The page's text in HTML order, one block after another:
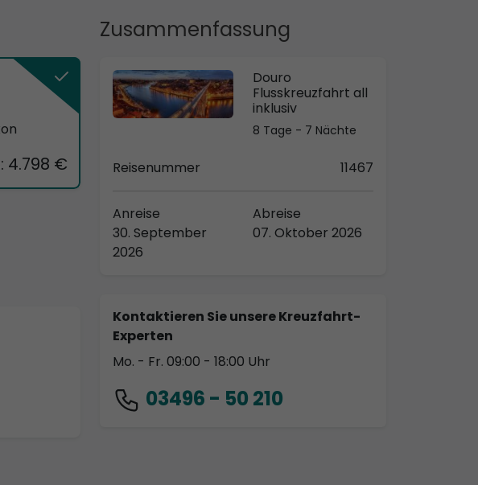
Zusammenfassung
Douro
Flusskreuzfahrt all
inklusiv
8 Tage - 7 Nächte
Reisenummer 11467
Anreise
30. September
2026
Abreise
07. Oktober 2026
Kontaktieren Sie unsere Kreuzfahrt-
Experten
Mo. - Fr. 09:00 - 18:00 Uhr
03496 - 50 210
4.798 €